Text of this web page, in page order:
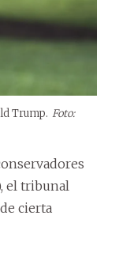
Trump. Foto:
el tribunal
cierta